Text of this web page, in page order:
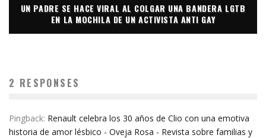
UN PADRE SE HACE VIRAL AL COLGAR UNA BANDERA LGTB
EN LA MOCHILA DE UN ACTIVISTA ANTI GAY
2 RESPONSES
Pingback: Renault celebra los 30 años de Clio con una emotiva
historia de amor lésbico - Oveja Rosa - Revista sobre familias y